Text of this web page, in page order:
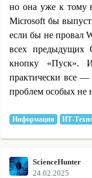
но она уже к тому
Microsoft бы
если бы не провал
всех
кнопку «Пуск».
практически все
проблем особых не
Информация ИТ-
ScienceHunter
24.02.2025